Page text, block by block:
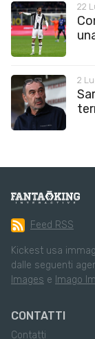
22
2
Feed RSS
Kickest usa
dalle seguenti
Images e Imago
CONTATTI
Contatti